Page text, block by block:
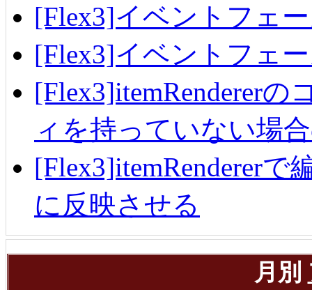
[Flex3]イベントフェ
[Flex3]イベントフェ
[Flex3]itemRenderer
ィを持っていない場
[Flex3]itemRendererで
に反映させる
月別